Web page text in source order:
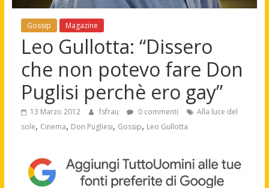
Gossip Magazine
Leo Gullotta: “Dissero
che non potevo fare Don
Puglisi perchè ero gay”
13 Marzo 2012 fsfrau 0 commenti
Alla luce del
sole, Cinema, Don Pugliesi, Gossip, Leo Gullotta